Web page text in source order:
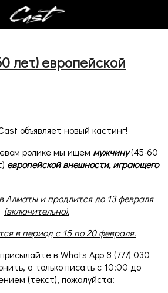
КАСТИНГИ
MODELS
О НАС
лет) европейской
объявляет новый кастинг!
ролике мы ищем мужчину(45-60
европейской внешности, играющего
Алматы и продлится до 13 февраля
(включительно).
в период с 15 по 20 февраля.
в Whats App 8 (777) 030
а только писать с 10:00 до
(текст), пожалуйста: